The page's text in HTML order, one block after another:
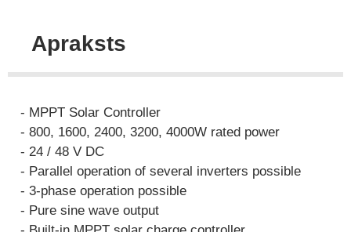
Apraksts
- MPPT Solar Controller
- 800, 1600, 2400, 3200, 4000W rated power
- 24 / 48 V DC
- Parallel operation of several inverters possible
- 3-phase operation possible
- Pure sine wave output